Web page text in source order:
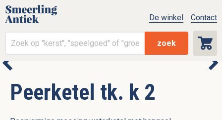
zoek
De winkel Contact
Peerketel tk. k 2